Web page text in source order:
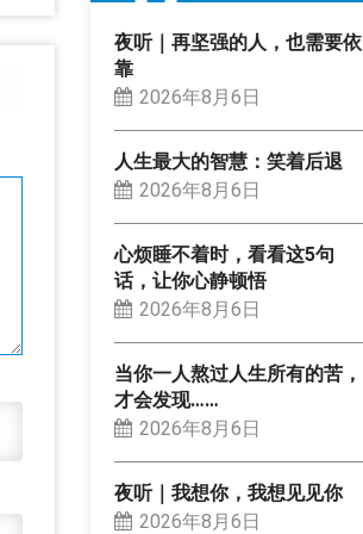
夜听｜再坚强的人，也需要依
靠
2026年8月6日
人生最大的智慧：笑着后退
2026年8月6日
心烦睡不着时，看看这5句
话，让你心静顿悟
2026年8月6日
当你一人熬过人生所有的苦，
才会发现……
2026年8月6日
夜听｜我想你，我想见见你
2026年8月6日